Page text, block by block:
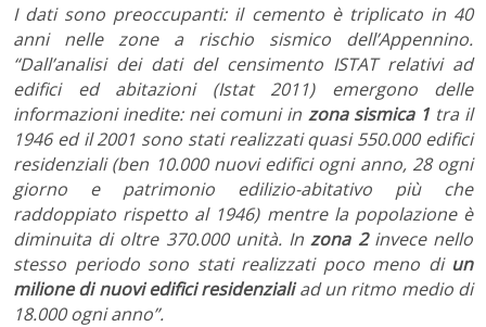
I dati sono preoccupanti: il cemento è triplicato in 40
anni nelle zone a rischio sismico dell’Appennino.
“Dall’analisi dei dati del censimento ISTAT relativi ad
edifici ed abitazioni (Istat 2011) emergono delle
informazioni inedite: nei comuni in zona sismica 1tra il
1946 ed il 2001 sono stati realizzati quasi 550.000 edifici
residenziali (ben 10.000 nuovi edifici ogni anno, 28 ogni
giorno e patrimonio edilizio-abitativo più che
raddoppiato rispetto al 1946) mentre la popolazione è
diminuita di oltre 370.000 unità. Inzona 2invece nello
stesso periodo sono stati realizzati poco meno di un
milione di nuovi edifici residenzialiad un ritmo medio di
18.000 ogni anno”.